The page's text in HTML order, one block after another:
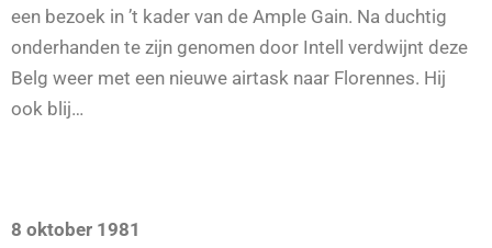
een bezoek in ’t kader van de Ample Gain. Na duchtig
onderhanden te zijn genomen door Intell verdwijnt deze
Belg weer met een nieuwe airtask naar Florennes. Hij
ook blij…
8 oktober 1981